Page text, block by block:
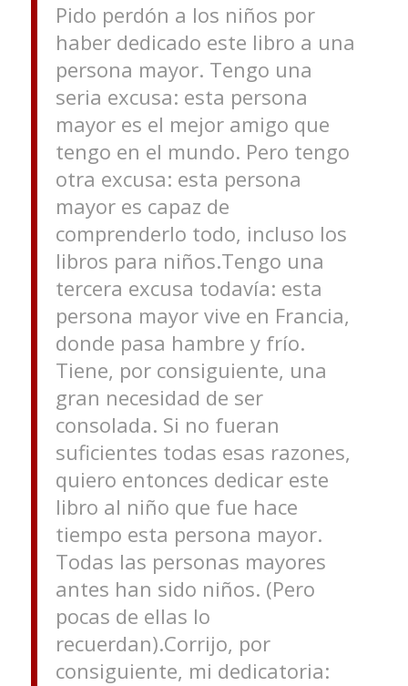
Pido perdón a los niños por
haber dedicado este libro a una
persona mayor. Tengo una
seria excusa: esta persona
mayor es el mejor amigo que
tengo en el mundo. Pero tengo
otra excusa: esta persona
mayor es capaz de
comprenderlo todo, incluso los
libros para niños.Tengo una
tercera excusa todavía: esta
persona mayor vive en Francia,
donde pasa hambre y frío.
Tiene, por consiguiente, una
gran necesidad de ser
consolada. Si no fueran
suficientes todas esas razones,
quiero entonces dedicar este
libro al niño que fue hace
tiempo esta persona mayor.
Todas las personas mayores
antes han sido niños. (Pero
pocas de ellas lo
recuerdan).Corrijo, por
consiguiente, mi dedicatoria: